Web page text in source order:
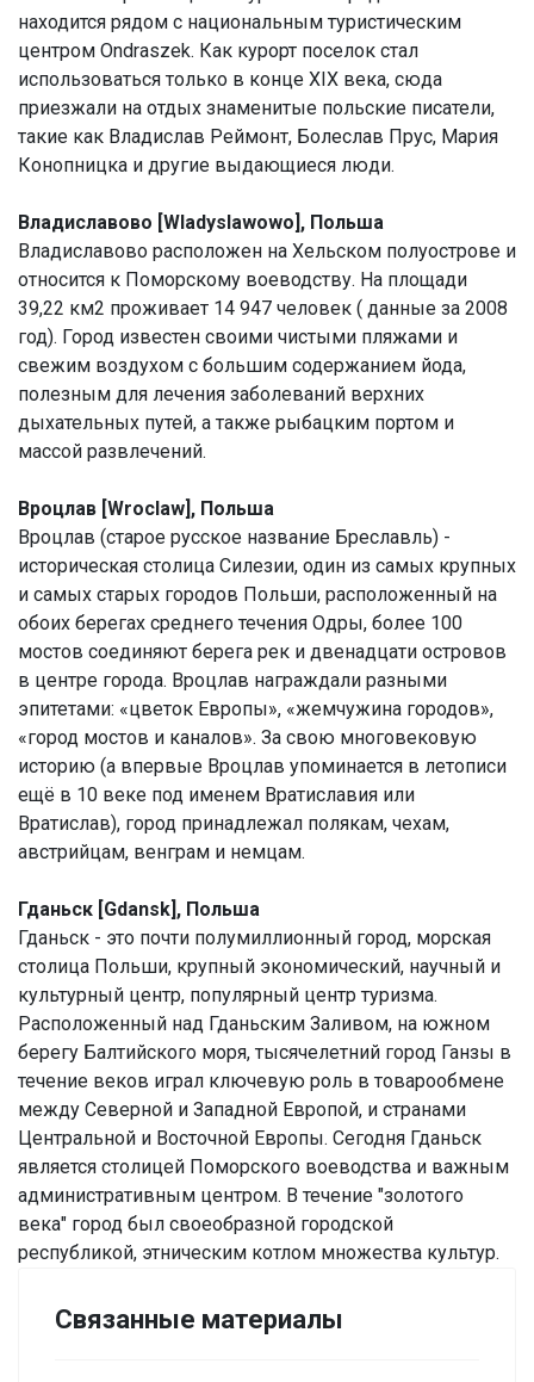
находится рядом с национальным туристическим
центром Ondraszek. Как курорт поселок стал
использоваться только в конце XIX века, сюда
приезжали на отдых знаменитые польские писатели,
такие как Владислав Реймонт, Болеслав Прус, Мария
Конопницка и другие выдающиеся люди.
Владиславово [Wladyslawowo], Польша
Владиславово расположен на Хельском полуострове и
относится к Поморскому воеводству. На площади
39,22 км2 проживает 14 947 человек ( данные за 2008
год). Город известен своими чистыми пляжами и
свежим воздухом с большим содержанием йода,
полезным для лечения заболеваний верхних
дыхательных путей, а также рыбацким портом и
массой развлечений.
Вроцлав [Wroclaw], Польша
Вроцлав (старое русское название Бреславль) -
историческая столица Силезии, один из самых крупных
и самых старых городов Польши, расположенный на
обоих берегах среднего течения Одры, более 100
мостов соединяют берега рек и двенадцати островов
в центре города. Вроцлав награждали разными
эпитетами: «цветок Европы», «жемчужина городов»,
«город мостов и каналов». За свою многовековую
историю (а впервые Вроцлав упоминается в летописи
ещё в 10 веке под именем Вратиславия или
Вратислав), город принадлежал полякам, чехам,
австрийцам, венграм и немцам.
Гданьск [Gdansk], Польша
Гданьск - это почти полумиллионный город, морская
столица Польши, крупный экономический, научный и
культурный центр, популярный центр туризма.
Расположенный над Гданьским Заливом, на южном
берегу Балтийского моря, тысячелетний город Ганзы в
течение веков играл ключевую роль в товарообмене
между Северной и Западной Европой, и странами
Центральной и Восточной Европы. Сегодня Гданьск
является столицей Поморского воеводства и важным
административным центром. В течение "золотого
века" город был своеобразной городской
республикой, этническим котлом множества культур.
Связанные материалы